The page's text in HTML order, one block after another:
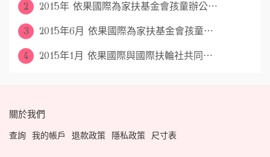
2 2015年 依果國際為家扶基金會孩童辦公⋯
3 2015年6月 依果國際為家扶基金會孩童⋯
4 2015年1月 依果國際與國際扶輪社共同⋯
關於我們
查詢 我的帳戶 退款政策 隱私政策 尺寸表